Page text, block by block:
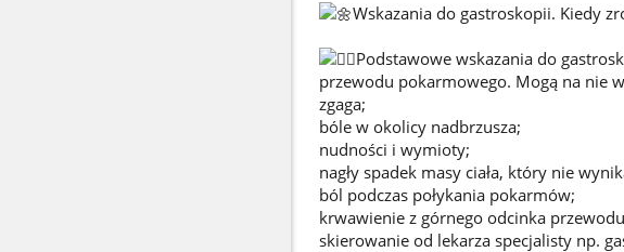
Wskazania do gastroskopii. Kiedy
Podstawowe wskazania do
przewodu pokarmowego. Mogą na nie
zgaga;
bóle w okolicy nadbrzusza;
nudności i wymioty;
nagły spadek masy ciała, który nie
ból podczas połykania pokarmów;
krwawienie z górnego odcinka
skierowanie od lekarza specjalisty np.